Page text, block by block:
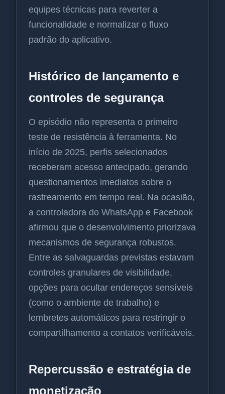
equipes técnicas para reverter a
funcionalidade e normalizar o fluxo
padrão do aplicativo.
Histórico de lançamento e
controles de segurança
O episódio não representa o primeiro
teste de resistência à ferramenta. No
início de 2025, perfis selecionados
receberam acesso antecipado, gerando
questionamentos imediatos sobre o
rastreamento em tempo real. Na ocasião,
a controladora do WhatsApp e Facebook
afirmou que o desenvolvimento priorizava
mecanismos de segurança robustos.
Entre as salvaguardas previstas estavam
controles granulares de visibilidade,
opções para ocultar endereços sensíveis
(como o ambiente de trabalho) e
lembretes automáticos para restringir o
compartilhamento a contatos verificáveis.
Repercussão e estratégia de
monetização